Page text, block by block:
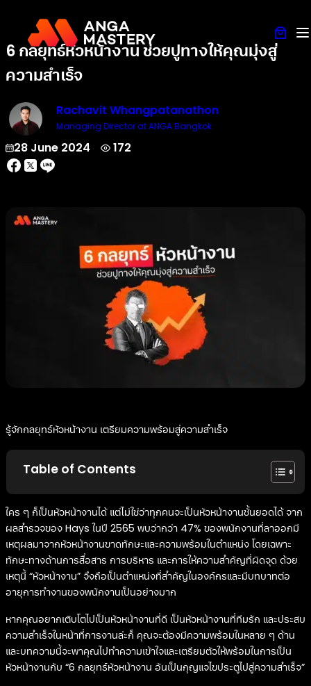
6 กลยุทธ์หัวหน้างาน ช่วยปูทางให้คุณมุ่งสู่
ความสำเร็จ
Rachavit Whangpatanathon
Managing Director at ANGA Bangkok
28 June 2024 172
รู้จักกลยุทธ์หัวหน้างาน เตรียมความพร้อมสู่ความสำเร็จ
Table of Contents
ใคร ๆ ก็เป็นหัวหน้างานได้ แต่ไม่ใช่ว่าทุกคนจะเป็นหัวหน้างานชั้นยอดได้ จาก
ผลสำรวจของ Hays ในปี 2565 พบว่ากว่า 47% ของพนักงานที่ลาออกมี
เหตุผลมาจากหัวหน้างานขาดทักษะและความพร้อมในตำแหน่ง โดยเฉพาะ
ทักษะทางด้านการสื่อสาร การบริหาร และการให้ความสำคัญที่ผิดจุด ด้วย
เหตุนี้ “หัวหน้างาน” จึงถือเป็นตำแหน่งที่สำคัญในองค์กรและมีบทบาทต่อ
อายุการทำงานของพนักงานเป็นอย่างมาก
หากคุณอยากเติบโตไปเป็นหัวหน้างานที่ดี เป็นหัวหน้างานที่ทีมรัก และประสบ
ความสำเร็จในหน้าที่การงานล่ะก็ คุณจะต้องมีความพร้อมในหลาย ๆ ด้าน
และบทความนี้จะพาคุณไปทำความเข้าใจและเตรียมตัวให้พร้อมในการเป็น
หัวหน้างานกับ “6 กลยุทธ์หัวหน้างาน อันเป็นกุญแจไขประตูไปสู่ความสำเร็จ”